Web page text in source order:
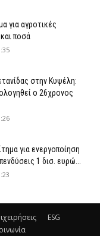
για αγροτικές
ποσά
στην Κυψέλη:
ο 26χρονος
για ενεργοποίηση
1 δισ. ευρώ...
ESG